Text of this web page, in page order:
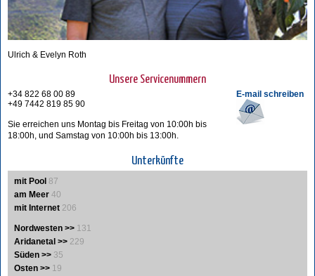
Ulrich & Evelyn Roth
Unsere Servicenummern
E-mail schreiben
+34 822 68 00 89
+49 7442 819 85 90
Sie erreichen uns Montag bis Freitag von 10:00h bis
18:00h, und Samstag von 10:00h bis 13:00h.
Unterkünfte
mit Pool 87
am Meer 40
mit Internet 206
Nordwesten >> 131
Aridanetal >> 229
Süden >> 35
Osten >> 19